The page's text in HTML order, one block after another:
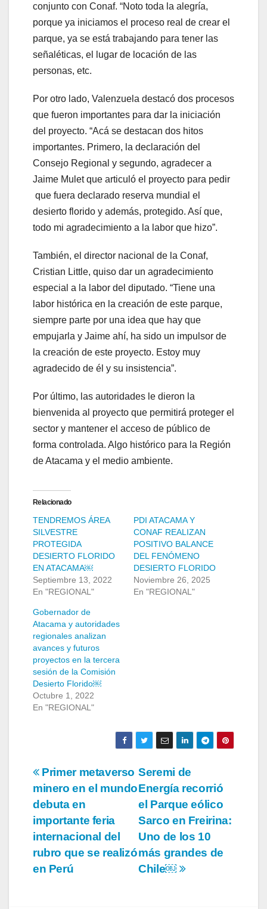
conjunto con Conaf. “Noto toda la alegría,
porque ya iniciamos el proceso real de crear el
parque, ya se está trabajando para tener las
señaléticas, el lugar de locación de las
personas, etc.
Por otro lado, Valenzuela destacó dos procesos
que fueron importantes para dar la iniciación
del proyecto. “Acá se destacan dos hitos
importantes. Primero, la declaración del
Consejo Regional y segundo, agradecer a
Jaime Mulet que articuló el proyecto para pedir
que fuera declarado reserva mundial el
desierto florido y además, protegido. Así que,
todo mi agradecimiento a la labor que hizo”.
También, el director nacional de la Conaf,
Cristian Little, quiso dar un agradecimiento
especial a la labor del diputado. “Tiene una
labor histórica en la creación de este parque,
siempre parte por una idea que hay que
empujarla y Jaime ahí, ha sido un impulsor de
la creación de este proyecto. Estoy muy
agradecido de él y su insistencia”.
Por último, las autoridades le dieron la
bienvenida al proyecto que permitirá proteger el
sector y mantener el acceso de público de
forma controlada. Algo histórico para la Región
de Atacama y el medio ambiente.
Relacionado
TENDREMOS ÁREA
SILVESTRE
PROTEGIDA
DESIERTO FLORIDO
EN ATACAMA￼
Septiembre 13, 2022
En "REGIONAL"
PDI ATACAMA Y
CONAF REALIZAN
POSITIVO BALANCE
DEL FENÓMENO
DESIERTO FLORIDO
Noviembre 26, 2025
En "REGIONAL"
Gobernador de
Atacama y autoridades
regionales analizan
avances y futuros
proyectos en la tercera
sesión de la Comisión
Desierto Florido￼
Octubre 1, 2022
En "REGIONAL"
Navegación
de
entradas
Seremi de
Energía recorrió
el Parque eólico
Sarco en Freirina:
Uno de los 10
más grandes de
Chile￼
Primer metaverso
minero en el mundo
debuta en
importante feria
internacional del
rubro que se realizó
en Perú